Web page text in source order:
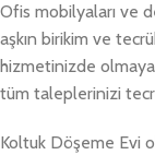
Ofis mobilyaları ve
aşkın birikim ve
hizmetinizde
tüm taleplerinizi
Koltuk Döşeme Evi